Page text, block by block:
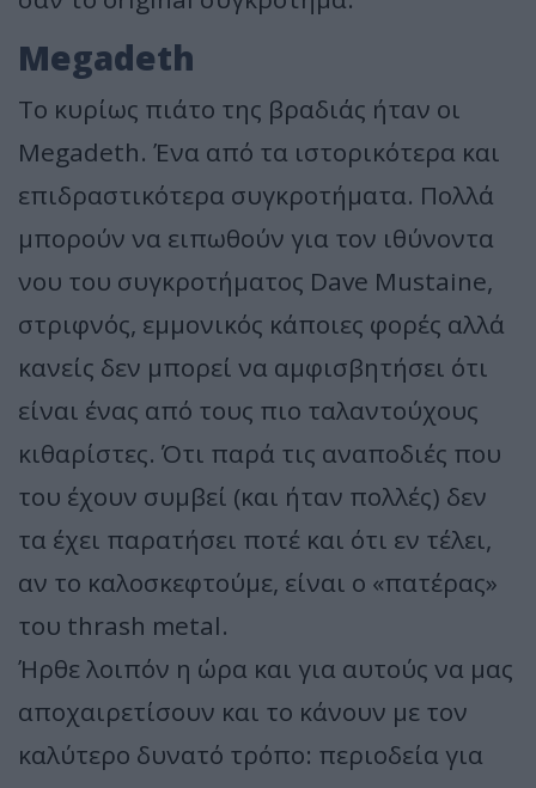
Megadeth
Το κυρίως πιάτο της βραδιάς ήταν οι
Megadeth. Ένα από τα ιστορικότερα και
επιδραστικότερα συγκροτήματα. Πολλά
μπορούν να ειπωθούν για τον ιθύνοντα
νου του συγκροτήματος Dave Mustaine,
στριφνός, εμμονικός κάποιες φορές αλλά
κανείς δεν μπορεί να αμφισβητήσει ότι
είναι ένας από τους πιο ταλαντούχους
κιθαρίστες. Ότι παρά τις αναποδιές που
του έχουν συμβεί (και ήταν πολλές) δεν
τα έχει παρατήσει ποτέ και ότι εν τέλει,
αν το καλοσκεφτούμε, είναι ο «πατέρας»
του thrash metal.
Ήρθε λοιπόν η ώρα και για αυτούς να μας
αποχαιρετίσουν και το κάνουν με τον
καλύτερο δυνατό τρόπο: περιοδεία για